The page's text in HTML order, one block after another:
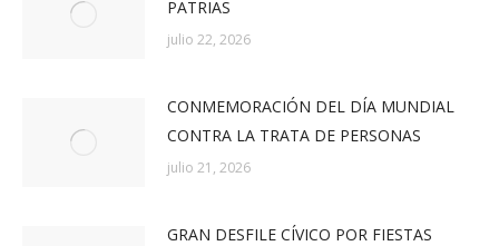
PATRIAS
julio 22, 2026
CONMEMORACIÓN DEL DÍA MUNDIAL
CONTRA LA TRATA DE PERSONAS
julio 21, 2026
GRAN DESFILE CÍVICO POR FIESTAS